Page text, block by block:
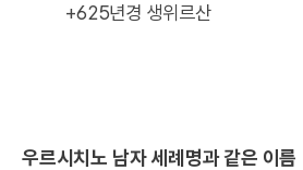
+625년경 생위르산
우르시치노 남자 세례명과 같은 이름